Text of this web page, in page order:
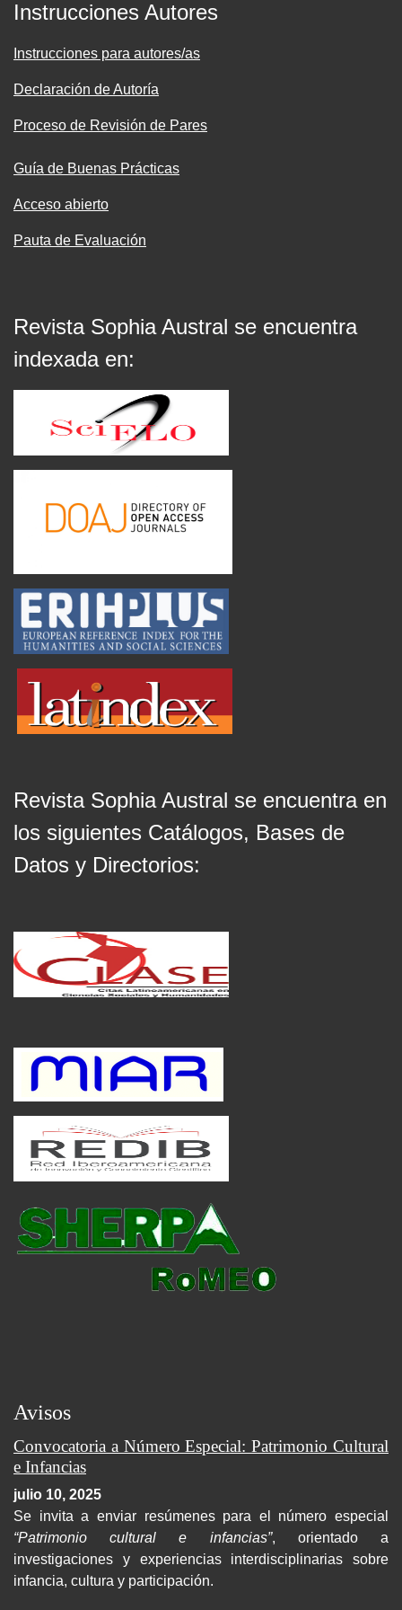
Instrucciones Autores
Instrucciones para autores/as
Declaración de Autoría
Proceso de Revisión de Pares
Guía de Buenas Prácticas
Acceso abierto
Pauta de Evaluación
Revista Sophia Austral se encuentra
indexada en:
Revista Sophia Austral se encuentra en
los siguientes Catálogos, Bases de
Datos y Directorios:
Avisos
Convocatoria a Número Especial: Patrimonio Cultural
e Infancias
julio 10, 2025
Se invita a enviar resúmenes para el número especial
“Patrimonio cultural e infancias”, orientado a
investigaciones y experiencias interdisciplinarias sobre
infancia, cultura y participación.